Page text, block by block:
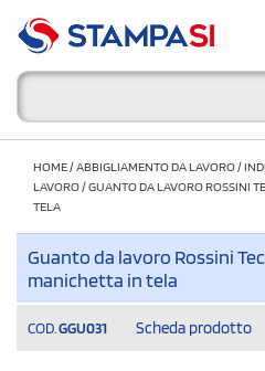
HOME/ABBIGLIAMENTO DA LAVORO/
LAVORO/GUANTO DA LAVORO ROSSINI
TELA
Guanto da lavoro Rossini
manichetta in tela
COD. GGU031 Scheda prodotto